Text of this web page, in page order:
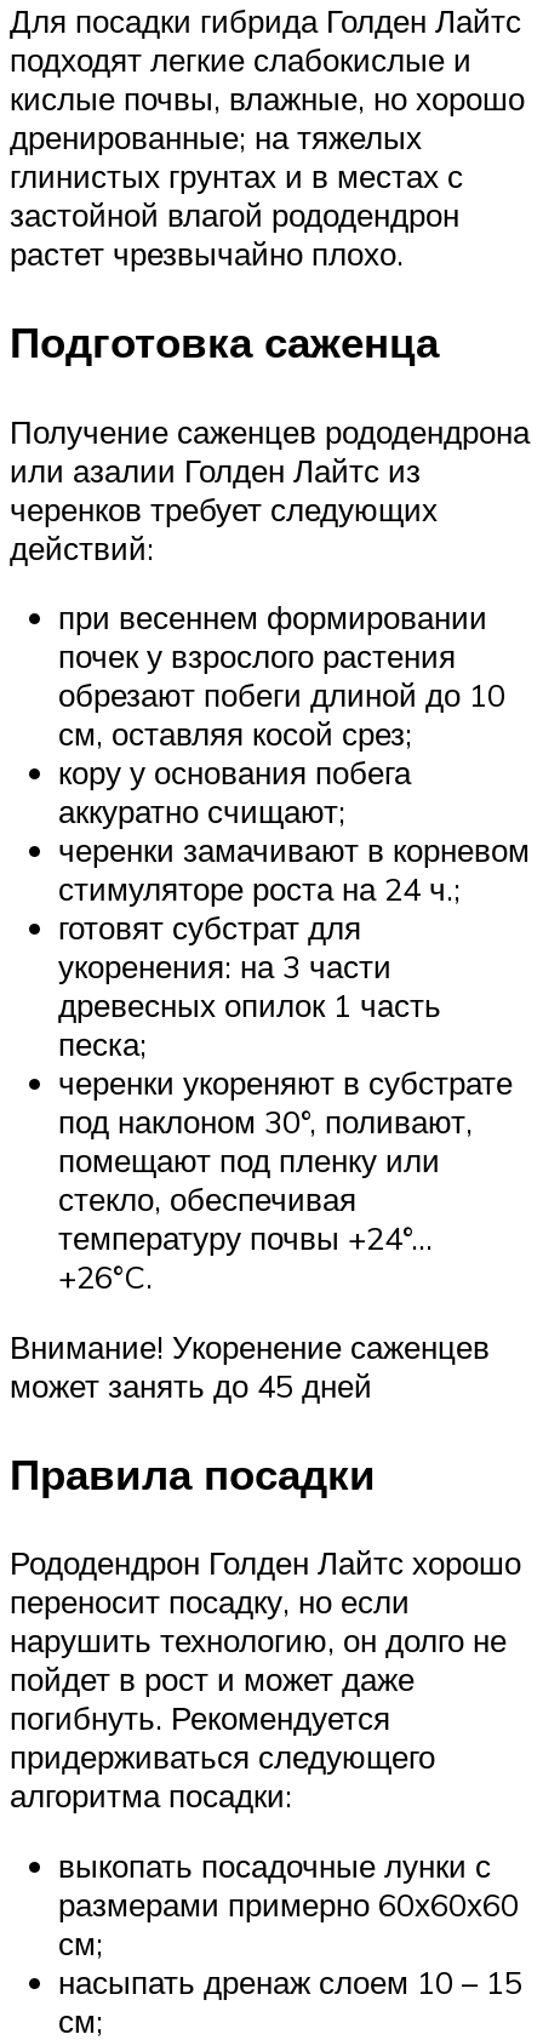
Для посадки гибрида Голден Лайтс
подходят легкие слабокислые и
кислые почвы, влажные, но хорошо
дренированные; на тяжелых
глинистых грунтах и в местах с
застойной влагой рододендрон
растет чрезвычайно плохо.
Подготовка саженца
Получение саженцев рододендрона
или азалии Голден Лайтс из
черенков требует следующих
действий:
при весеннем формировании
почек у взрослого растения
обрезают побеги длиной до 10
см, оставляя косой срез;
кору у основания побега
аккуратно счищают;
черенки замачивают в корневом
стимуляторе роста на 24 ч.;
готовят субстрат для
укоренения: на 3 части
древесных опилок 1 часть
песка;
черенки укореняют в субстрате
под наклоном 30°, поливают,
помещают под пленку или
стекло, обеспечивая
температуру почвы +24°…
+26°C.
Внимание! Укоренение саженцев
может занять до 45 дней
Правила посадки
Рододендрон Голден Лайтс хорошо
переносит посадку, но если
нарушить технологию, он долго не
пойдет в рост и может даже
погибнуть. Рекомендуется
придерживаться следующего
алгоритма посадки:
выкопать посадочные лунки с
размерами примерно 60х60х60
см;
насыпать дренаж слоем 10 – 15
см;